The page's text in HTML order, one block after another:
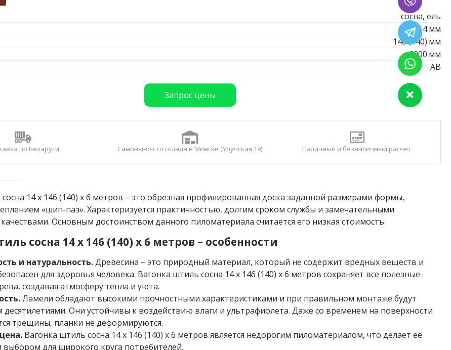
сосна, ель
14мм
146 (140) мм
6000 мм
AB
Запрос цены
по Беларуси Самовывоз со склада в Минске (Уручская 19) Наличный и безналичный расчёт
14 x 146 (140) x 6 метров – это обрезная профилированная доска заданной размерами формы,
«шип-паз». Характеризуется практичностью, долгим сроком службы и замечательными
Основным достоинством данного пиломатериала считается его низкая стоимость.
сосна 14 x 146 (140) x 6 метров – особенности
и натуральность.Древесина – это природный материал, который не содержит вредных веществ и
для здоровья человека. Вагонка штиль сосна 14 x 146 (140) x 6 метров сохраняет все полезные
создавая атмосферу тепла и уюта.
Ламели обладают высокими прочностными характеристиками и при правильном монтаже будут
десятилетиями. Они устойчивы к воздействию влаги и ультрафиолета. Даже со временем на поверхности
трещины, планки не деформируются.
Вагонка штиль сосна 14 x 146 (140) x 6 метров является недорогим пиломатериалом, что делает её
для широкого круга потребителей.